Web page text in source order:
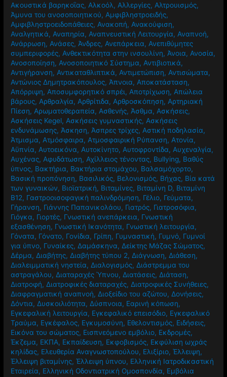
Ακουστικά βαρηκοΐας, Αλκοόλ, Αλλεργίες, Αλτρουισμός,
Άμυνα του ανοσοποιητικού, Αμφιβληστροειδής,
Αμφιβληστροειδοπάθειες, Ανακοπή, Ανακούφιση,
Αναλγητικά, Αναπηρία, Αναπνευστική Λειτουργία, Αναπνοή,
Ανάρρωση, Ανάσες, Άνδρες, Ανεπάρκεια, Ανεπιθύμητες
συμπεριφορές, Ανθεκτικότητα στην ινσουλίνη, Άνοια, Ανοσία,
Ανοσοποίηση, Ανοσοποιητικό Σύστημα, Αντιβιοτικά,
Αντιγήρανση, Αντικαταθλιπτικά, Αντιμετώπιση, Αντισώματα,
Αντώνιος Δημητρακόπουλος, Άπνοια, Αποκατάσταση,
Απόρριψη, Αποσυμφορητικό σπρέι, Αποτρίχωση, Απώλεια
βάρους, Αρθραλγία, Αρθρίτιδα, Αρθροσκόπηση, Αρτηριακή
Πίεση, Αρωματοθεραπεία, Ασθενής, Άσθμα, Ασκήσεις,
Ασκήσεις Kegel, Ασκήσεις γυμναστικής, Ασκήσεις
ενδυνάμωσης, Άσκηση, Άσπρες τρίχες, Αστική ποδηλασία,
Άτμισμα, Ατμόσφαιρα, Ατμοσφαιρική Ρύπανση, Ατονία,
Αϋπνία, Αυτοεικόνα, Αυτοκίνητο, Αυτοφροντίδα, Αυχεναλγία,
Αυχένας, Αφυδάτωση, Αχίλλειος τένοντας, Βullying, Βαθύς
ύπνος, Βακτήρια, Βακτήρια στομάχου, Βαλσαμόχορτο,
Βασική προπόνηση, Βασιλικός, Βελονισμός, Βήχας, Βία κατά
των γυναικών, Βιοϊατρική, Βιταμίνες, Βιταμίνη D, Βιταμίνη
Β12, Γαστροοισοφαγική παλινδρόμηση, Γέλιο, Γεύματα,
Γήρανση, Γιάννης Παπανικολάου, Γιατρός, Γιατροσόφια,
Γιόγκα, Γιορτές, Γνωστική ανεπάρκεια, Γνωστική
εξασθένηση, Γνωστική Ικανότητα, Γνωστική λειτουργία,
Γόνατα, Γόνατο, Γονίδια, Γρίπη, Γυμναστική, Γυμνό, Γυμνοί
για ύπνο, Γυναίκες, Δαμάσκηνα, Δείκτης Μάζας Σώματος,
Δέρμα, Διαβήτης, Διαβήτης τύπου 2, Διάγνωση, Διάθεση,
Διαλειμματική νηστεία, Διαλογισμός, Διάστρεμμα του
αστραγάλου, Διαταραχές Ύπνου, Διατάσεις, Διάταση,
Διατροφή, Διατροφικές διαταραχές, Διατροφικές Συνήθειες,
Διαφραγματική αναπνοή, Διοξείδιο του αζώτου, Δονήσεις,
Δόντια, Δυσκοιλιότητα, Δύσπνοια, Εαρινή κόπωση,
Εγκεφαλική λειτουργία, Εγκεφαλικό επεισόδιο, Εγκεφαλικό
Τραύμα, Εγκέφαλος, Εγκυμοσύνη, Εθελοντισμός, Ειδήσεις,
Εικόνα του σώματος, Εισπνεόμενο εμβόλιο, Εκδρομές,
Έκζεμα, ΕΚΠΑ, Εκπαίδευση, Εκφοβισμός, Εκφύλιση ωχράς
κηλίδας, Ελευθερία Αναγνωστοπούλου, Ελιξίριο,Έλλειψη,
Έλλειψη βιταμίνης,Έλλειψη ύπνου, Ελληνική Ιατροδικαστική
Εταιρεία, Ελληνική Οδοντιατρική Ομοσπονδία, Εμβόλια